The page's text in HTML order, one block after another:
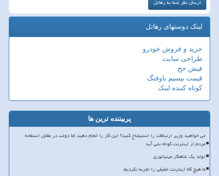
لینک دوستهای رهاتل
خرید و فروش خودرو
طراحی سایت
فیش حج
قیمت بیسیم باوفنگ
کوتاه کننده لینک
پربیننده ترین ها
می خواهید وزیر ارتباطات را استیضاح کنید؟ این کار را انجام دهید اما دولت در مقابل استفاده
مردم از اینترنت کوتاه نمی آید
تولد یک شاهکار مینیاتوری
ما هیچ گاه اینترنت حقیقی را تجربه نکردیم